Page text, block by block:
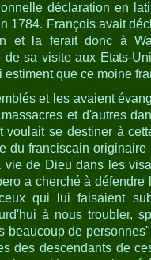
déclaration en
1784. François avait
et la ferait donc à
de sa visite aux Etats-
estiment que ce moine
et les avaient
et d'autres
voulait se destiner à
du franciscain
vie de Dieu dans les
a cherché à
qui lui faisaient
à nous troubler,
beaucoup de
des descendants de